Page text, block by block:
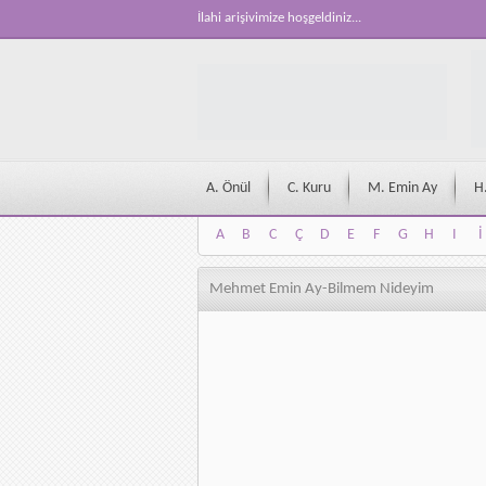
İlahi arişivimize hoşgeldiniz...
A. Önül C. Kuru M. Emin Ay
A B C Ç D E F G H I İ
A
B C Ç D E F G H I İ
Mehmet Emin Ay-Bilmem Nideyim